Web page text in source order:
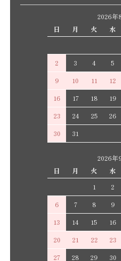
2026年
日
月 火 水
2
3 4 5
9
10 11 12
16
17 18 19
23
24 25 26
30
31
2026年
日
月 火 水
1
2
6
7 8 9
13
14 15 16
20
21 22 23
27
28 29 30